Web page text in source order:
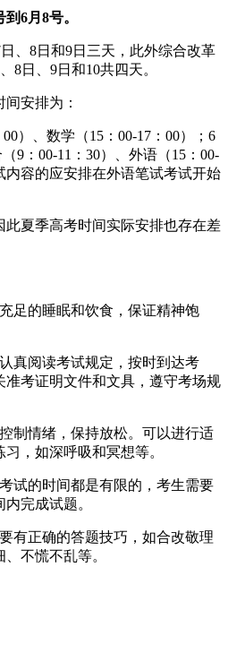
6月8号。
、8日和9日三天，此外综合改革
8日、9日和10共四天。
安排为：
）、数学（15：00-17：00）；6
9：00-11：30）、外语（15：00-
内容的应安排在外语笔试考试开始
此夏季高考时间实际安排也存在差
足的睡眠和饮食，保证精神饱
真阅读考试规定，按时到达考
准考证明文件和文具，遵守考场规
制情绪，保持放松。可以进行适
，如深呼吸和冥想等。
试的时间都是有限的，考生需要
完成试题。
有正确的答题技巧，如合改敬理
不慌不乱等。